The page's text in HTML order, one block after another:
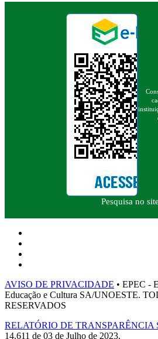
Pesquisa no
AVISO DE PRIVACIDADE • EPEC -
Educação e Cultura SA/UNOESTE.
RESERVADOS
RELATÓRIO DE
14.611 de 03 de Julho de 2023.